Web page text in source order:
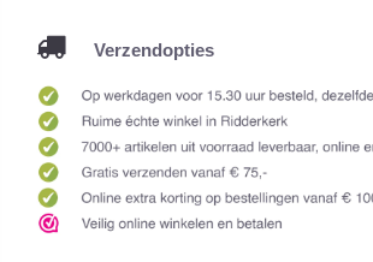
Verzendopties